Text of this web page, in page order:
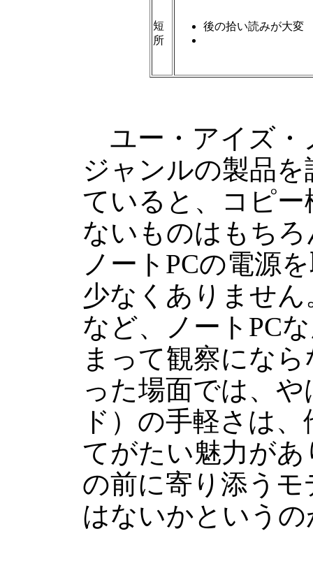
短
所
後の拾い読みが大変
ユー・アイズ・
ジャンルの製品
ていると、コピ
ないものはもち
ノートPCの電源
少なくありませ
など、ノートPC
まって観察にな
った場面では、
ド）の手軽さは
てがたい魅力が
の前に寄り添うモ
はないかという